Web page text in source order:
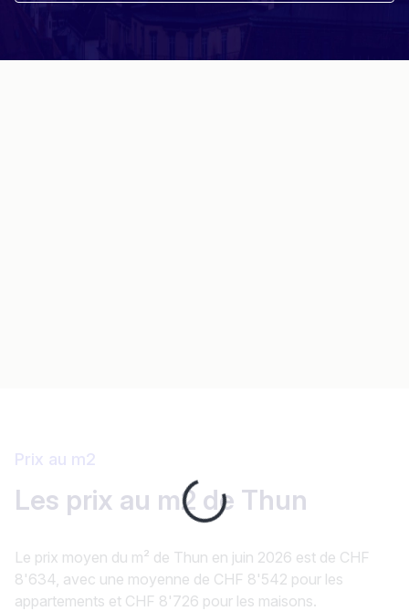
Loading...
Prix au m2
Les prix au m2 de Thun
Le prix moyen du m² de Thun en juin 2026 est de CHF
8'634, avec une moyenne de CHF 8'542 pour les
appartements et CHF 8'726 pour les maisons.